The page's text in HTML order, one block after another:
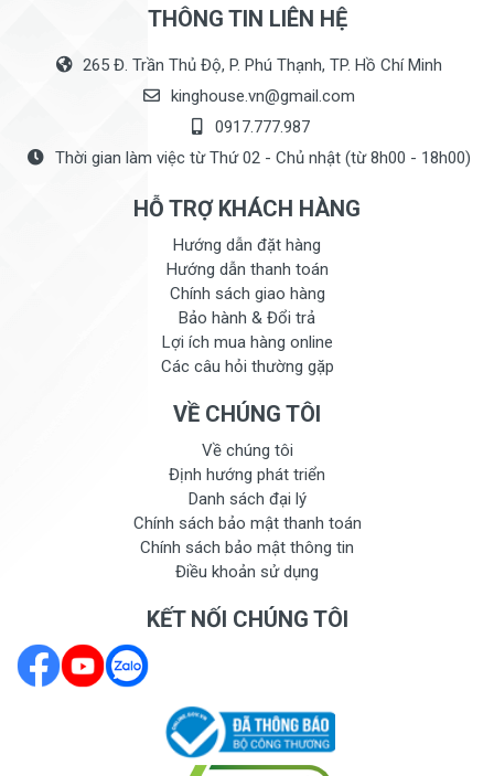
THÔNG TIN LIÊN HỆ
265 Đ. Trần Thủ Độ, P. Phú Thạnh, TP. Hồ Chí Minh
kinghouse.vn@gmail.com
0917.777.987
Thời gian làm việc từ Thứ 02 - Chủ nhật (từ 8h00 - 18h00)
HỖ TRỢ KHÁCH HÀNG
Hướng dẫn đặt hàng
Hướng dẫn thanh toán
Chính sách giao hàng
Bảo hành & Đổi trả
Lợi ích mua hàng online
Các câu hỏi thường gặp
VỀ CHÚNG TÔI
Về chúng tôi
Định hướng phát triển
Danh sách đại lý
Chính sách bảo mật thanh toán
Chính sách bảo mật thông tin
Điều khoản sử dụng
KẾT NỐI CHÚNG TÔI